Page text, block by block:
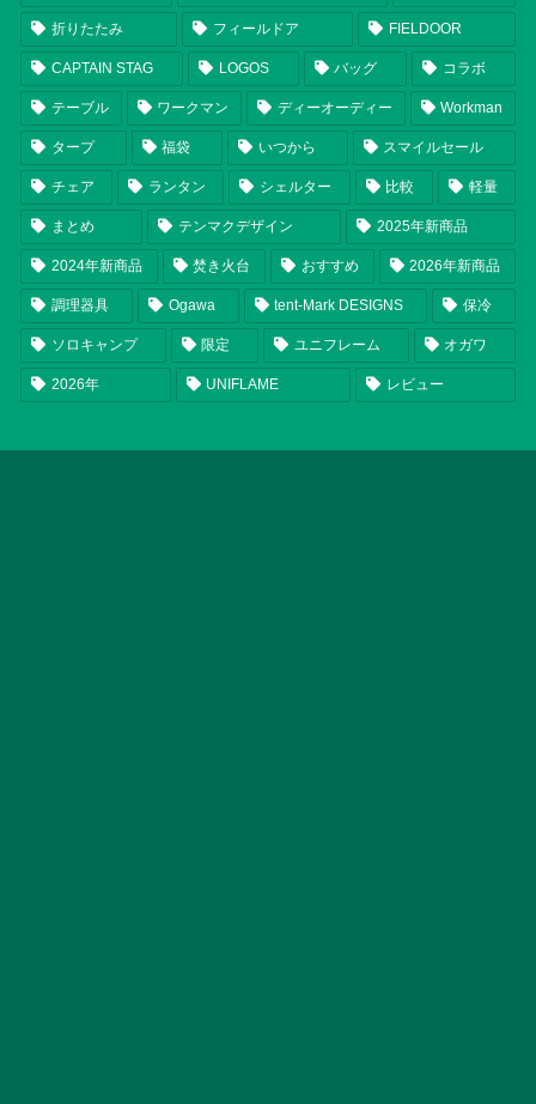
折りたたみ フィールドア FIELDOOR
CAPTAIN STAG LOGOS バッグ コラボ
テーブル ワークマン ディーオーディー Workman
タープ 福袋 いつから スマイルセール
チェア ランタン シェルター 比較 軽量
まとめ テンマクデザイン 2025年新商品
2024年新商品 焚き火台 おすすめ 2026年新商品
調理器具 Ogawa tent-Mark DESIGNS 保冷
ソロキャンプ 限定 ユニフレーム オガワ
2026年 UNIFLAME レビュー